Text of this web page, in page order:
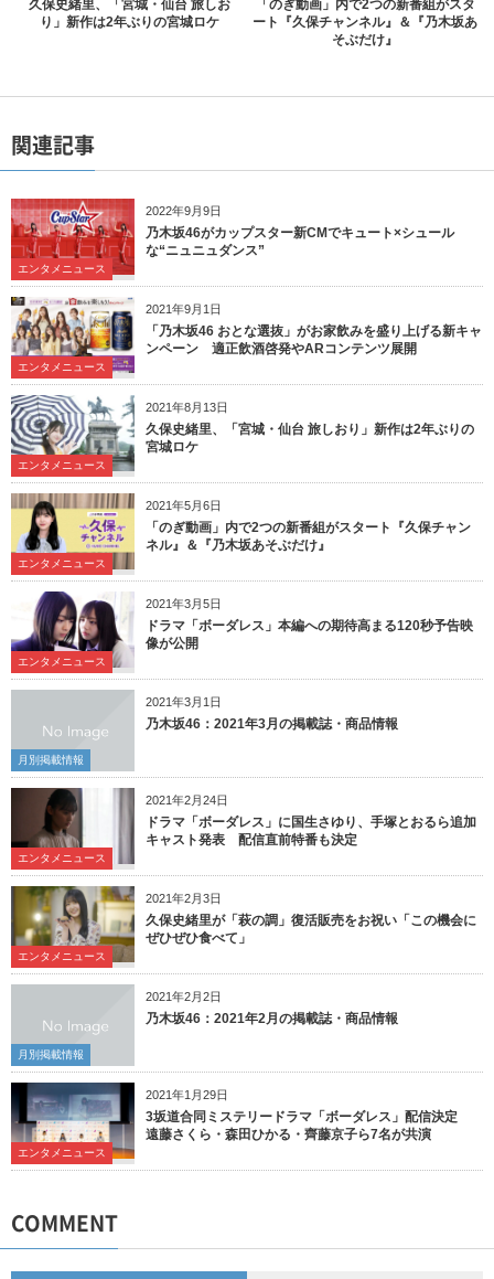
久保史緒里、「宮城・仙台 旅しお
り」新作は2年ぶりの宮城ロケ
「のぎ動画」内で2つの新番組がスタ
ート『久保チャンネル』＆『乃木坂あ
そぶだけ』
関連記事
2022年9月9日
エンタメニュース
乃木坂46がカップスター新CMでキュート×シュール
な“ニュニュダンス”
2021年9月1日
エンタメニュース
「乃木坂46 おとな選抜」がお家飲みを盛り上げる新キャ
ンペーン 適正飲酒啓発やARコンテンツ展開
2021年8月13日
エンタメニュース
久保史緒里、「宮城・仙台 旅しおり」新作は2年ぶりの
宮城ロケ
2021年5月6日
エンタメニュース
「のぎ動画」内で2つの新番組がスタート『久保チャン
ネル』＆『乃木坂あそぶだけ』
2021年3月5日
エンタメニュース
ドラマ「ボーダレス」本編への期待高まる120秒予告映
像が公開
2021年3月1日
月別掲載情報
乃木坂46：2021年3月の掲載誌・商品情報
2021年2月24日
エンタメニュース
ドラマ「ボーダレス」に国生さゆり、手塚とおるら追加
キャスト発表 配信直前特番も決定
2021年2月3日
エンタメニュース
久保史緒里が「萩の調」復活販売をお祝い「この機会に
ぜひぜひ食べて」
2021年2月2日
月別掲載情報
乃木坂46：2021年2月の掲載誌・商品情報
2021年1月29日
エンタメニュース
3坂道合同ミステリードラマ「ボーダレス」配信決定
遠藤さくら・森田ひかる・齊藤京子ら7名が共演
COMMENT